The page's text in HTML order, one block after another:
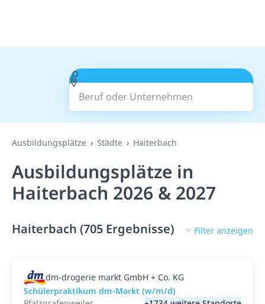
Beruf oder Unternehmen
Suchen
Ausbildungsplätze Städte Haiterbach
Ausbildungsplätze in
Haiterbach 2026 & 2027
Haiterbach (705 Ergebnisse) Filter anzeigen
dm-drogerie markt GmbH + Co. KG
Schülerpraktikum dm-Markt (w/m/d)